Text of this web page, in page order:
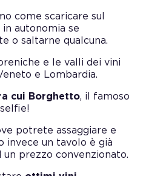
come scaricare sul
autonomia se
o saltarne qualcuna.
e le valli dei vini
e Lombardia.
cui Borghetto, il famoso
potrete assaggiare e
invece un tavolo è già
un prezzo convenzionato.